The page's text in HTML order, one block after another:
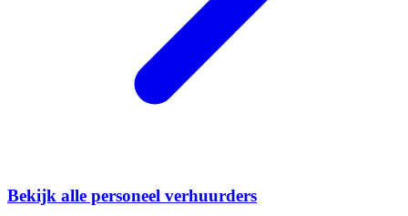
Bekijk alle personeel verhuurders